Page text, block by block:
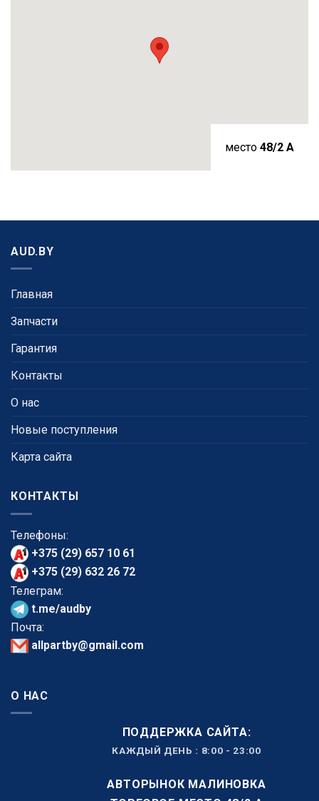
место 48/2 A
AUD.BY
Главная
Запчасти
Гарантия
Контакты
О нас
Новые поступления
Карта сайта
КОНТАКТЫ
Телефоны:
+375 (29) 657 10 61
+375 (29) 632 26 72
Телеграм:
t.me/audby
Почта:
allpartby@gmail.com
О НАС
ПОДДЕРЖКА САЙТА:
КАЖДЫЙ ДЕНЬ : 8:00 - 23:00
АВТОРЫНОК МАЛИНОВКА